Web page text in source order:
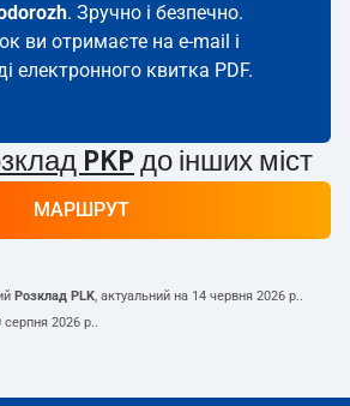
. Зручно і безпечно.
ви отримаєте на e-mail і
електронного квитка PDF.
PKP до інших міст
МАРШРУТ
Розклад PLK, актуальний на 14 червня 2026 р..
серпня 2026 р..